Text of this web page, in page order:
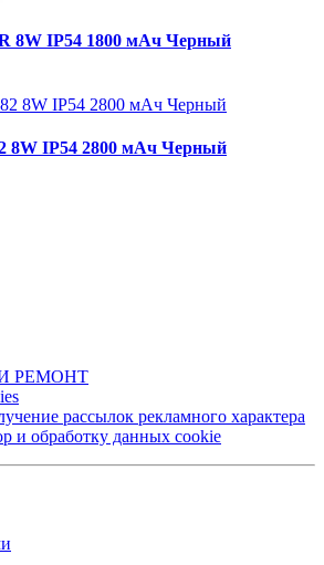
8W IP54 1800 мАч Черный
8W IP54 2800 мАч Черный
РЕМОНТ
рассылок рекламного характера
и обработку данных cookie